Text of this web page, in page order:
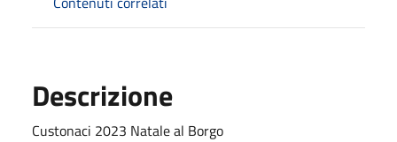
Descrizione
Custonaci 2023 Natale al Borgo